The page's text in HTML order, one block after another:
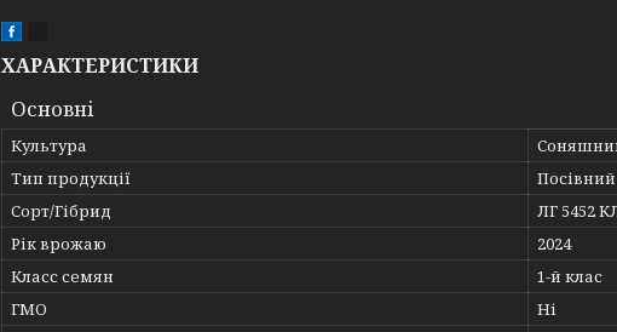
ХАРАКТЕРИСТИКИ
Основні
Культура
Тип продукції
Сорт/Гібрид
ЛГ 5452
Рік врожаю
2024
Класс семян
1-й клас
ГМО
Ні